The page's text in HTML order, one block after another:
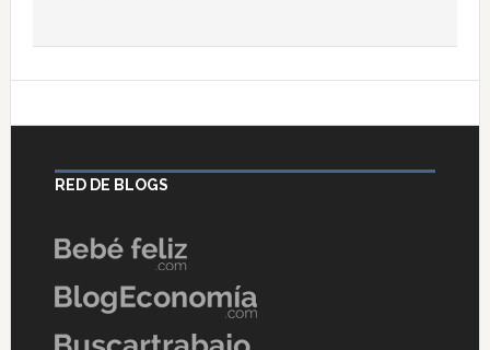
RED DE BLOGS